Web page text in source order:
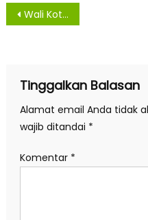
Navigasi
Wali Kota Medan Terima Kunjungan Duta Besar India
Tinggalkan Balasan
Alamat email Anda tidak
wajib ditandai *
Komentar *